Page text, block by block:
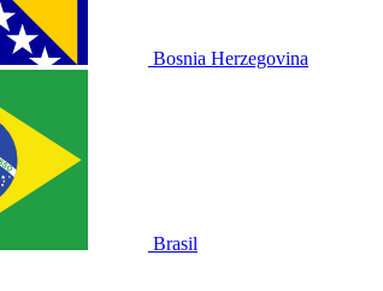
Bosnia Herzegovina
Brasil